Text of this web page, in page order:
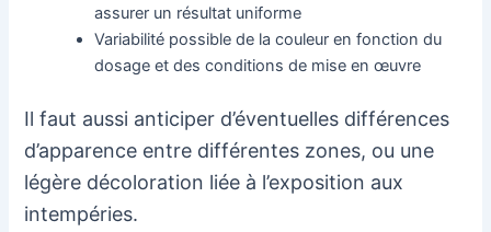
assurer un résultat uniforme
Variabilité possible de la couleur en fonction du
dosage et des conditions de mise en œuvre
Il faut aussi anticiper d’éventuelles différences
d’apparence entre différentes zones, ou une
légère décoloration liée à l’exposition aux
intempéries.